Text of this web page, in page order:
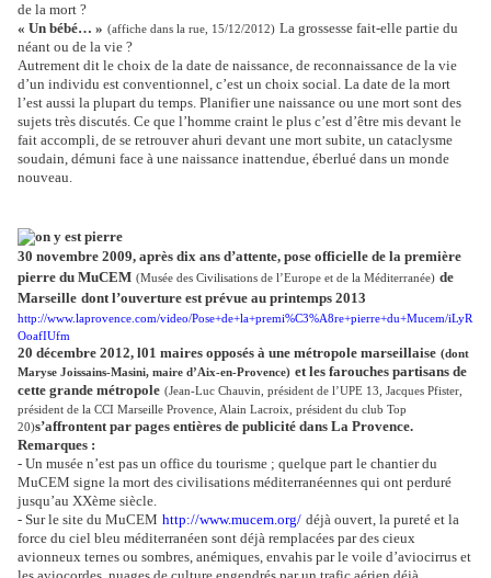
de la mort ?
« Un bébé… » (affiche dans la rue, 15/12/2012) La grossesse fait-elle partie du
néant ou de la vie ?
Autrement dit le choix de la date de naissance, de reconnaissance de la vie
d’un individu est conventionnel, c’est un choix social. La date de la mort
l’est aussi la plupart du temps. Planifier une naissance ou une mort sont des
sujets très discutés. Ce que l’homme craint le plus c’est d’être mis devant le
fait accompli, de se retrouver ahuri devant une mort subite, un cataclysme
soudain, démuni face à une naissance inattendue, éberlué dans un monde
nouveau.
30 novembre 2009, après dix ans d’attente, pose officielle de la première
pierre du MuCEM (Musée des Civilisations de l’Europe et de la Méditerranée) de
Marseille dont l’ouverture est prévue au printemps 2013
http://www.laprovence.com/video/Pose+de+la+premi%C3%A8re+pierre+du+Mucem/iLyR
OoafIUfm
20 décembre 2012, l01 maires opposés à une métropole marseillaise (dont
Maryse Joissains-Masini, maire d’Aix-en-Provence) et les farouches partisans de
cette grande métropole (Jean-Luc Chauvin, président de l’UPE 13, Jacques Pfister,
président de la CCI Marseille Provence, Alain Lacroix, président du club Top
20)s’affrontent par pages entières de publicité dans La Provence.
Remarques :
- Un musée n’est pas un office du tourisme ; quelque part le chantier du
MuCEM signe la mort des civilisations méditerranéennes qui ont perduré
jusqu’au XXème siècle.
- Sur le site du MuCEM http://www.mucem.org/ déjà ouvert, la pureté et la
force du ciel bleu méditerranéen sont déjà remplacées par des cieux
avionneux ternes ou sombres, anémiques, envahis par le voile d’aviocirrus et